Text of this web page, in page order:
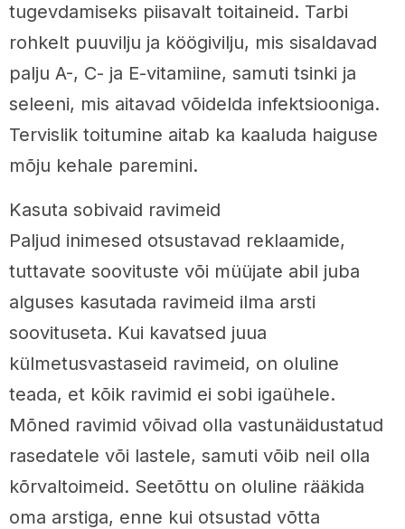
tugevdamiseks piisavalt toitaineid. Tarbi
rohkelt puuvilju ja köögivilju, mis sisaldavad
palju A-, C- ja E-vitamiine, samuti tsinki ja
seleeni, mis aitavad võidelda infektsiooniga.
Tervislik toitumine aitab ka kaaluda haiguse
mõju kehale paremini.
Kasuta sobivaid ravimeid
Paljud inimesed otsustavad reklaamide,
tuttavate soovituste või müüjate abil juba
alguses kasutada ravimeid ilma arsti
soovituseta. Kui kavatsed juua
külmetusvastaseid ravimeid, on oluline
teada, et kõik ravimid ei sobi igaühele.
Mõned ravimid võivad olla vastunäidustatud
rasedatele või lastele, samuti võib neil olla
kõrvaltoimeid. Seetõttu on oluline rääkida
oma arstiga, enne kui otsustad võtta